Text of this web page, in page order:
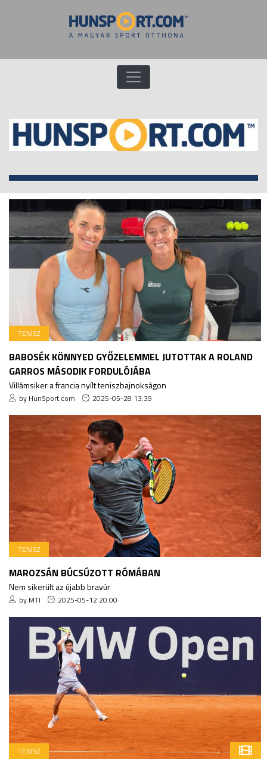
TENISZ
BABOSÉK KÖNNYED GYŐZELEMMEL JUTOTTAK A ROLAND
GARROS MÁSODIK FORDULÓJÁBA
Villámsiker a francia nyílt teniszbajnokságon
by HunSport.com 2025-05-28 13:39
TENISZ
MAROZSÁN BÚCSÚZOTT RÓMÁBAN
Nem sikerült az újabb bravúr
by MTI 2025-05-12 20:00
TENISZ